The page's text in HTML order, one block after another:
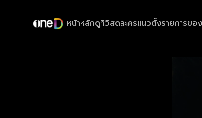
หน้าหลักดูทีวีสดละครแนวตั้งรายการขอ